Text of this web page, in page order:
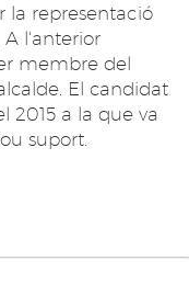
la representació
A l'anterior
membre del
El candidat
2015 a la que va
suport.